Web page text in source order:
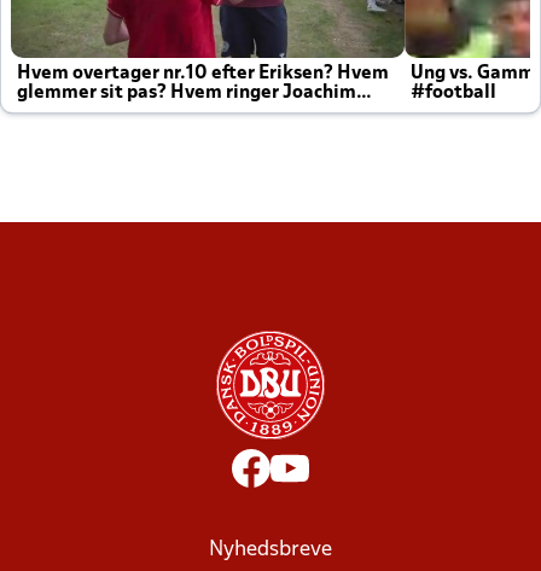
Hvem overtager nr.10 efter Eriksen? Hvem
glemmer sit pas? Hvem ringer Joachim
altid til efter kampe?
Ung vs.
#football
Nyhedsbreve